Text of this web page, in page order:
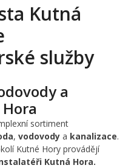
Kutná
služby
a
sortiment
, vodovody a kanalizace.
Kutné Hory provádějí
Kutná Hora.